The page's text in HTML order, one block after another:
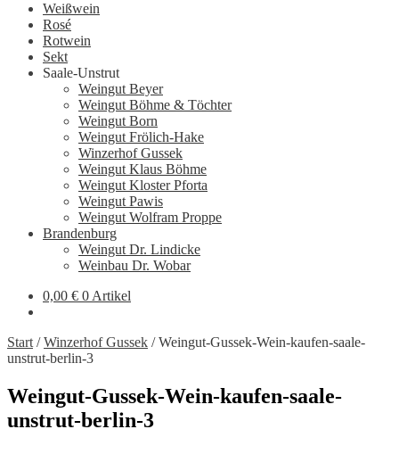
Weißwein
Rosé
Rotwein
Sekt
Saale-Unstrut
Weingut Beyer
Weingut Böhme & Töchter
Weingut Born
Weingut Frölich-Hake
Winzerhof Gussek
Weingut Klaus Böhme
Weingut Kloster Pforta
Weingut Pawis
Weingut Wolfram Proppe
Brandenburg
Weingut Dr. Lindicke
Weinbau Dr. Wobar
0,00 € 0 Artikel
Start /Winzerhof Gussek /Weingut-Gussek-Wein-kaufen-saale-
unstrut-berlin-3
Weingut-Gussek-Wein-kaufen-saale-
unstrut-berlin-3